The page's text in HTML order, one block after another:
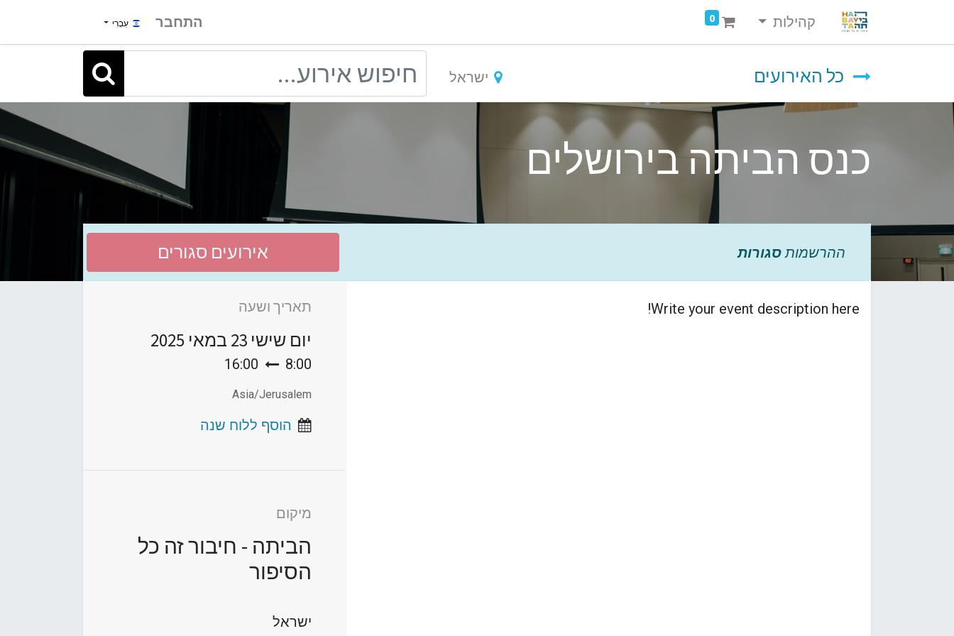
קהילות 0 התחבר עִבְרִי
כל האירועים ישראל
כנס הביתה בירושלים
ההרשמות סגורות אירועים סגורים
Write your event description here! תאריך ושעה
יום שישי 23 במאי 2025
8:00
16:00
Asia/Jerusalem
הוסף ללוח שנה
מיקום
הביתה - חיבור זה כל
הסיפור
ישראל